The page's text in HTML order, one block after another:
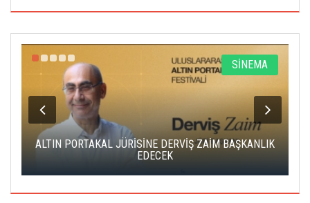
SİNEMA
ALTIN PORTAKAL JÜRİSİNE DERVİŞ ZAİM BAŞKANLIK
EDECEK